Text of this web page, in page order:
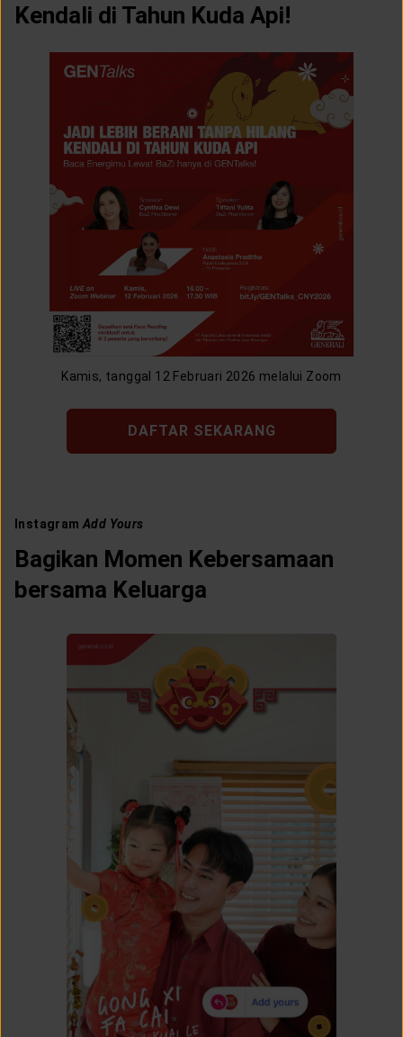
Kendali di Tahun Kuda Api!
Kamis, tanggal 12 Februari 2026 melalui Zoom
DAFTAR SEKARANG
Instagram Add Yours
Bagikan Momen Kebersamaan
bersama Keluarga